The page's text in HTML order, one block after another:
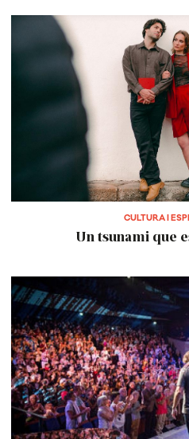
CULTURA I
Un tsunami que